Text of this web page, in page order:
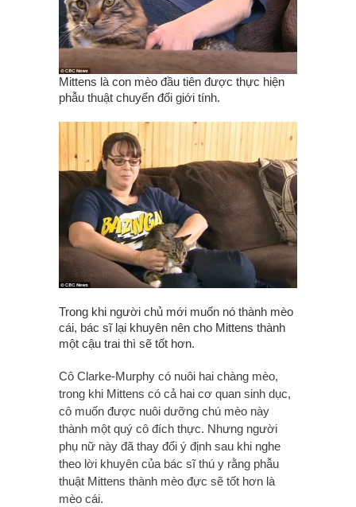
Mittens là con mèo đầu tiên được thực hiện
phẫu thuật chuyển đổi giới tính.
Trong khi người chủ mới muốn nó thành mèo
cái, bác sĩ lại khuyên nên cho Mittens thành
một cậu trai thì sẽ tốt hơn.
Cô Clarke-Murphy có nuôi hai chàng mèo,
trong khi Mittens có cả hai cơ quan sinh dục,
cô muốn được nuôi dưỡng chú mèo này
thành một quý cô đích thực. Nhưng người
phụ nữ này đã thay đổi ý định sau khi nghe
theo lời khuyên của bác sĩ thú y rằng phẫu
thuật Mittens thành mèo đực sẽ tốt hơn là
mèo cái.